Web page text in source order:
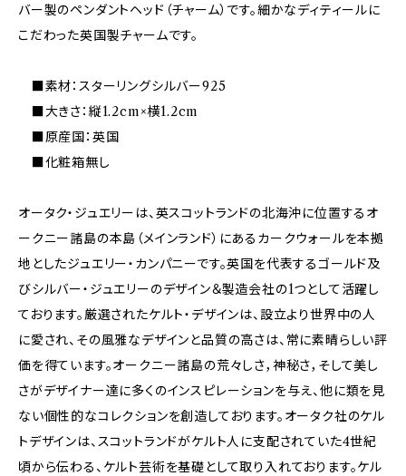
バー製のペンダントヘッド（チャーム）です。細かなディティールに
こだわった英国製チャームです。
■素材：スターリングシルバー925
■大きさ：縦1.2cm×横1.2cm
■原産国：英国
■化粧箱無し
オータク・ジュエリーは、英スコットランドの北海沖に位置するオ
ークニー諸島の本島（メインランド）にあるカークウォールを本拠
地としたジュエリー・カンパニーです。英国を代表するゴールド及
びシルバー・ジュエリーのデザイン＆製造会社の1つとして活躍し
ております。厳選されたケルト・デザインは、設立より世界中の人
に愛され、その風雅なデザインと品質の高さは、常に素晴らしい評
価を得ています。オークニー諸島の荒々しさ，神秘さ，そして美し
さがデザイナー達に多くのインスピレーションを与え、他に類を見
ない個性的なコレクションを創造しております。オータク社のケル
トデザインは、スコットランドがケルト人に支配されていた4世紀
頃から伝わる、ケルト芸術を基礎として取り入れております。ケル